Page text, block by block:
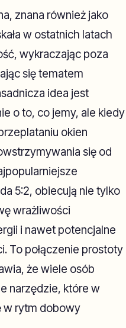
znana również jako
w ostatnich latach
wykraczając poza
się tematem
idea jest
o to, co jemy, ale kiedy
okien
się od
5:2, obiecują nie tylko
wrażliwości
i nawet potencjalne
To połączenie prostoty
że wiele osób
narzędzie, które w
w rytm dobowy